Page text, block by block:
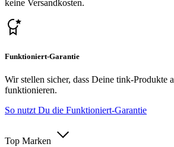
keine Versandkosten.
Funktioniert-Garantie
Wir stellen sicher, dass Deine tink-Produkte
funktionieren.
So nutzt Du die Funktioniert-Garantie
Top Marken